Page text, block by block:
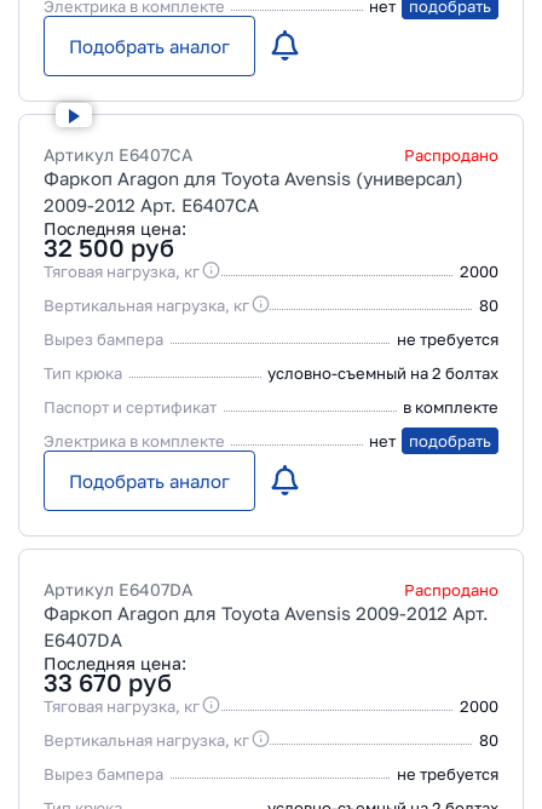
Электрика в комплекте нет подобрать
Подобрать аналог
Артикул E6407CA Распродано
Фаркоп Aragon для Toyota Avensis (универсал)
2009-2012 Арт. E6407CA
Последняя цена:
32 500 руб
Тяговая нагрузка, кг
2000
Вертикальная нагрузка, кг
80
Вырез бампера
не требуется
Тип крюка
условно-съемный на 2 болтах
Паспорт и сертификат
в комплекте
Электрика в комплекте
нет подобрать
Подобрать аналог
Артикул E6407DA Распродано
Фаркоп Aragon для Toyota Avensis 2009-2012 Арт.
E6407DA
Последняя цена:
33 670 руб
Тяговая нагрузка, кг
2000
Вертикальная нагрузка, кг
80
Вырез бампера
не требуется